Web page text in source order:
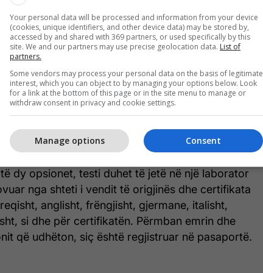
të keni përfunduar vaksinimin 14 ditë para
një certifikatë vaksinimi në greqisht,
gjermanisht, italisht, spanjisht ose rusisht, të
publik dhe të përmbajë të dhënat: emrin
janë të shënuara në pasaportë, llojin e vaksinës
së bashku me datat e dhënies.
me test negativ: ose PCR e marrë në 72 orët
ose një test antigjeni (i shpejtë) i marrë 48
dy opsionet, testi duhet të jetë në një laborator
nga shteti i vendit të origjinës dhe certifikata
anglisht, frëngjisht, gjermane, italisht,
si dhe për certifikatën. Përmban emrin dhe
që udhëton, siç është regjistruar në pasaportë.
Your personal data will be processed and information from your device
(cookies, unique identifiers, and other device data) may be stored by,
accessed by and shared with 369 partners, or used specifically by this
site. We and our partners may use precise geolocation data. List of
partners.
Some vendors may process your personal data on the basis of legitimate
interest, which you can object to by managing your options below. Look
for a link at the bottom of this page or in the site menu to manage or
withdraw consent in privacy and cookie settings.
Consent
Manage options